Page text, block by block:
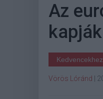
Az
Kedvencekhez
Vörös Lóránd